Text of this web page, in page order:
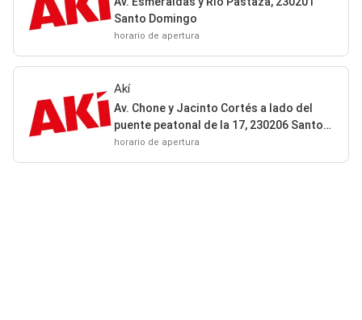
Santo Domingo
horario de apertura
Akí
Av. Chone y Jacinto Cortés a lado del
puente peatonal de la 17, 230206 Santo
Domingo
horario de apertura